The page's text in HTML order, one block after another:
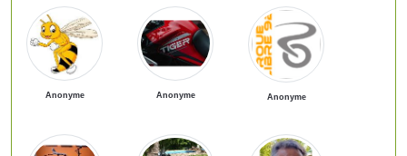
Anonyme Anonyme Anonyme